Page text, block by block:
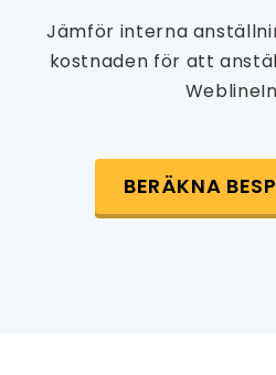
Jämför interna
kostnaden för att
BERÄKNA